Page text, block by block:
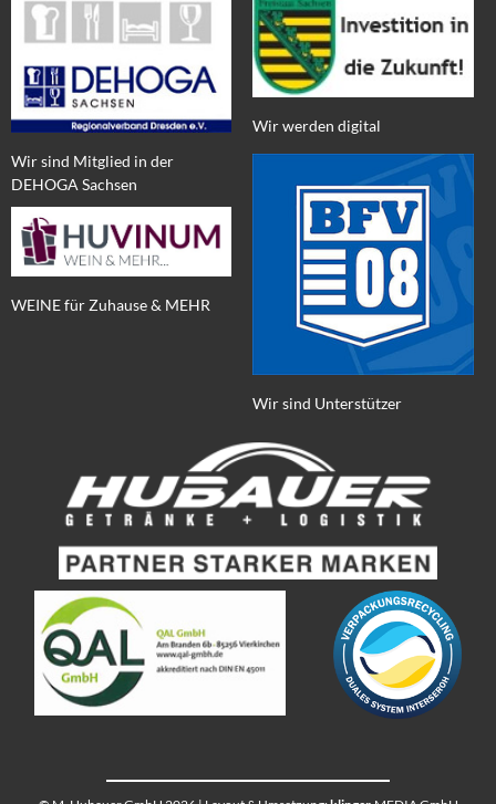
Wir sind Mitglied in der
DEHOGA Sachsen
WEINE für Zuhause & MEHR
Wir werden digital
Wir sind Unterstützer